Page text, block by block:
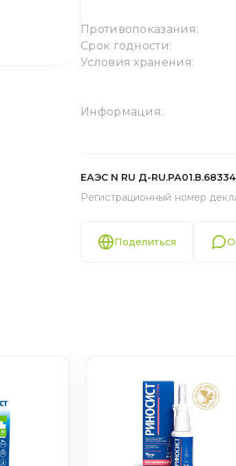
Противопоказания:
Срок годности:
Условия хранения:
Информация:
ЕАЭС N RU Д-
Регистрационный номер
Поделиться